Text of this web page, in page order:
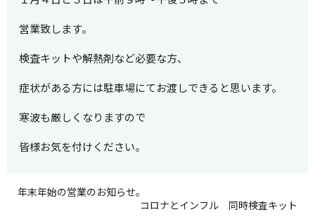
営業致します。
検査キットや解熱剤など必要な方、
症状がある方には駐車場にてお渡しできると思います。
寒波も厳しくなりますので
皆様お気を付けください。
年末年始の営業のお知らせ。
コロナとインフル 同時検査キット